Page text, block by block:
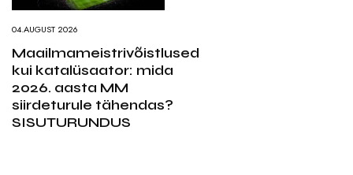
04.AUGUST 2026
Maailmameistrivõistlused
kui katalüsaator: mida
2026. aasta MM
siirdeturule tähendas?
SISUTURUNDUS